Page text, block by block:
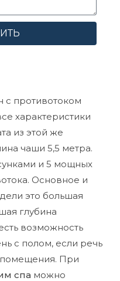
с противотоком
характеристики
из этой же
чаши 5,5 метра.
и 5 мощных
Основное и
это большая
глубина
возможность
с полом, если речь
помещения. При
спа можно